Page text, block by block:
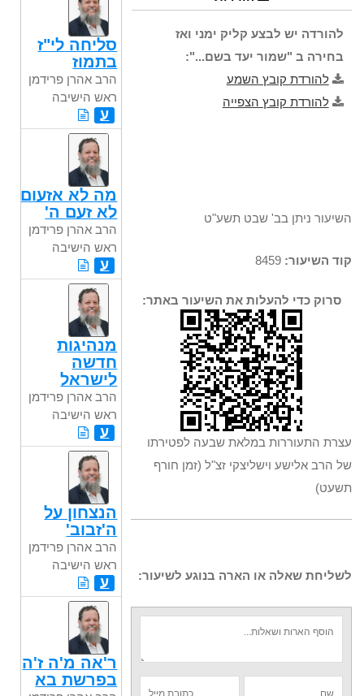
להורדה יש לבצע קליק ימני ואז
בחירה ב "שמור יעד בשם...":
להורדת קובץ השמע
להורדת קובץ הצפייה
השיעור ניתן בב' שבט תשע"ט
קוד השיעור:
סרוק כדי להעלות את השיעור באתר:
עצרת התעוררות במלאת שבעה לפטירתו
של הרב אלישע וישליצקי זצ"ל (זמן חורף
תשעט)
לשליחת שאלה או הארה בנוגע לשיעור:
סליחה לי"ז
בתמוז
הרב אהרן פרידמן
ראש הישיבה
ע
מה לא אזעום
לא זעם ה'
הרב אהרן פרידמן
ראש הישיבה
ע
מנהיגות
חדשה
לישראל
הרב אהרן פרידמן
ראש הישיבה
ע
הנצחון על
ה'זבוב'
הרב אהרן פרידמן
ראש הישיבה
ע
ר'אה מ'ה ז'ה
בפרשת בא